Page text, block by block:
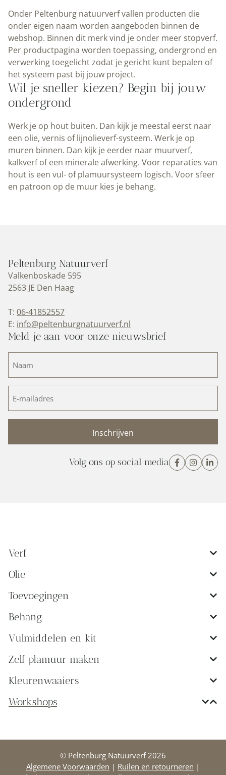
Onder Peltenburg natuurverf vallen producten die
onder eigen naam worden aangeboden binnen de
webshop. Binnen dit merk vind je onder meer stopverf.
Per productpagina worden toepassing, ondergrond en
verwerking toegelicht zodat je gericht kunt bepalen of
het systeem past bij jouw project.
Wil je sneller kiezen? Begin bij jouw
ondergrond
Werk je op hout buiten. Dan kijk je meestal eerst naar
een olie, vernis of lijnolieverf-systeem. Werk je op
muren binnen. Dan kijk je eerder naar muurverf,
kalkverf of een minerale afwerking. Voor reparaties van
hout is een vul- of plamuursysteem logisch. Voor sfeer
en patroon op de muur kies je behang.
Peltenburg Natuurverf
Valkenboskade 595
2563 JE Den Haag
T: 06-41852557
E: info@peltenburgnatuurverf.nl
Meld je aan voor onze nieuwsbrief
(Vereist)
mailadres
Volg ons op social media
Verf
Olie
Toevoegingen
Behang
Vulmiddelen en kit
Zelf plamuur maken
Kleurenwaaiers
Workshops
© Peltenburg Natuurverf 2026
Algemene Voorwaarden | Ruilen en retourneren |